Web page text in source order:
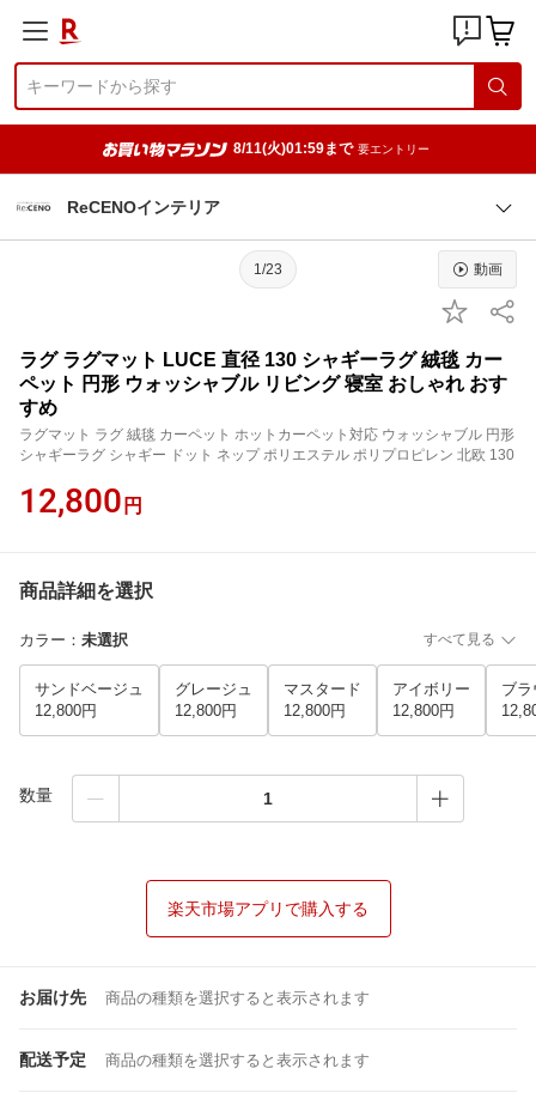
8/11(火)01:59まで 要エントリー
ReCENOインテリア
1/23 動画
ラグ ラグマット LUCE 直径 130 シャギーラグ 絨毯 カー
ペット 円形 ウォッシャブル リビング 寝室 おしゃれ おす
すめ
ラグマット ラグ 絨毯 カーペット ホットカーペット対応 ウォッシャブル 円形
シャギーラグ シャギー ドット ネップ ポリエステル ポリプロピレン 北欧 130
12,800 円
商品詳細を選択
カラー ： 未選択 すべて見る
サンドベージュ
12,800円
グレージュ
12,800円
マスタード
12,800円
アイボリー
12,800円
ブ
数量
楽天市場アプリで購入する
お届け先 商品の種類を選択すると表示されます
配送予定 商品の種類を選択すると表示されます